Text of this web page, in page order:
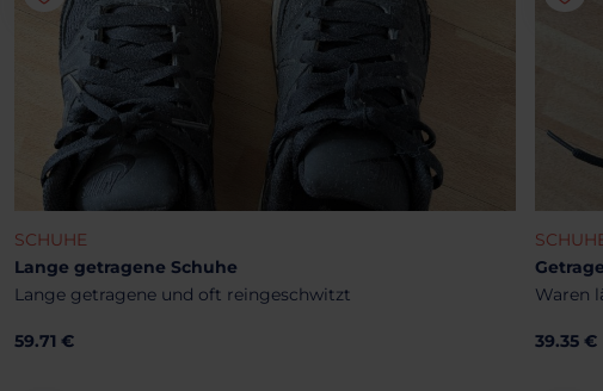
SCHUHE
Lange getragene Schuhe
Lange getragene und oft reingeschwitzt
59.71 €
Waren
39.35 €